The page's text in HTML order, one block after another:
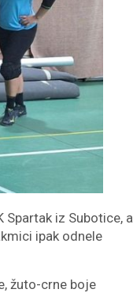
iz Subotice, a
ipak odnele
žuto-crne boje